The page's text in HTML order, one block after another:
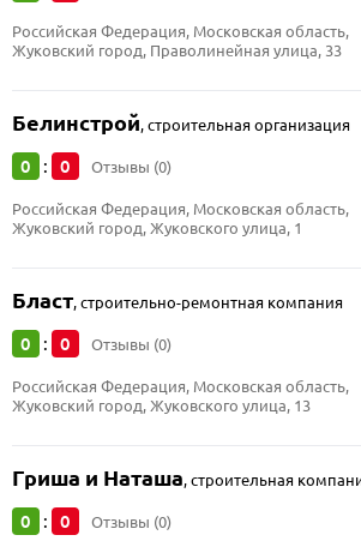
Российская Федерация, Московская область,
Жуковский город, Праволинейная улица, 33
Белинстрой,строительная организация
0 : 0 Отзывы (0)
Российская Федерация, Московская область,
Жуковский город, Жуковского улица, 1
Бласт,строительно-ремонтная компания
0 : 0 Отзывы (0)
Российская Федерация, Московская область,
Жуковский город, Жуковского улица, 13
Гриша и Наташа,строительная
0 : 0 Отзывы (0)